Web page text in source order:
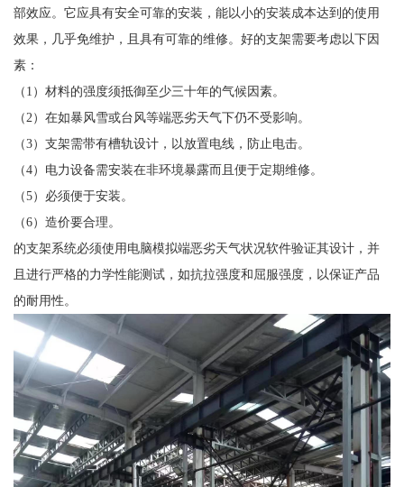
部效应。它应具有安全可靠的安装，能以小的安装成本达到的使用
效果，几乎免维护，且具有可靠的维修。好的支架需要考虑以下因
素：
（1）材料的强度须抵御至少三十年的气候因素。
（2）在如暴风雪或台风等端恶劣天气下仍不受影响。
（3）支架需带有槽轨设计，以放置电线，防止电击。
（4）电力设备需安装在非环境暴露而且便于定期维修。
（5）必须便于安装。
（6）造价要合理。
的支架系统必须使用电脑模拟端恶劣天气状况软件验证其设计，并
且进行严格的力学性能测试，如抗拉强度和屈服强度，以保证产品
的耐用性。